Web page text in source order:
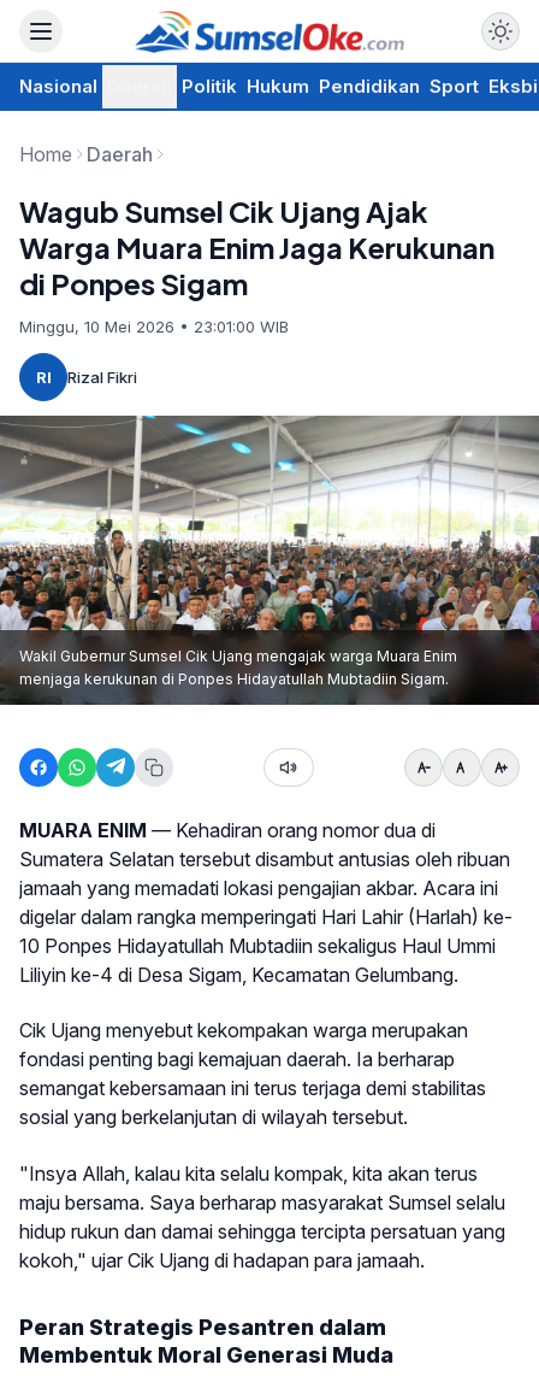
Nasional Politik Hukum Pendidikan Sport
Home Daerah
Wagub Sumsel Cik Ujang Ajak
Warga Muara Enim Jaga Kerukunan
di Ponpes Sigam
Minggu, 10 Mei 2026 • 23:01:00 WIB
RI Rizal Fikri
Wakil Gubernur Sumsel Cik Ujang mengajak warga Muara Enim
menjaga kerukunan di Ponpes Hidayatullah Mubtadiin Sigam.
MUARA ENIM — Kehadiran orang nomor dua di
Sumatera Selatan tersebut disambut antusias oleh ribuan
jamaah yang memadati lokasi pengajian akbar. Acara ini
digelar dalam rangka memperingati Hari Lahir (Harlah) ke-
10 Ponpes Hidayatullah Mubtadiin sekaligus Haul Ummi
Liliyin ke-4 di Desa Sigam, Kecamatan Gelumbang.
Cik Ujang menyebut kekompakan warga merupakan
fondasi penting bagi kemajuan daerah. Ia berharap
semangat kebersamaan ini terus terjaga demi stabilitas
sosial yang berkelanjutan di wilayah tersebut.
"Insya Allah, kalau kita selalu kompak, kita akan terus
maju bersama. Saya berharap masyarakat Sumsel selalu
hidup rukun dan damai sehingga tercipta persatuan yang
kokoh," ujar Cik Ujang di hadapan para jamaah.
Peran Strategis Pesantren dalam
Membentuk Moral Generasi Muda